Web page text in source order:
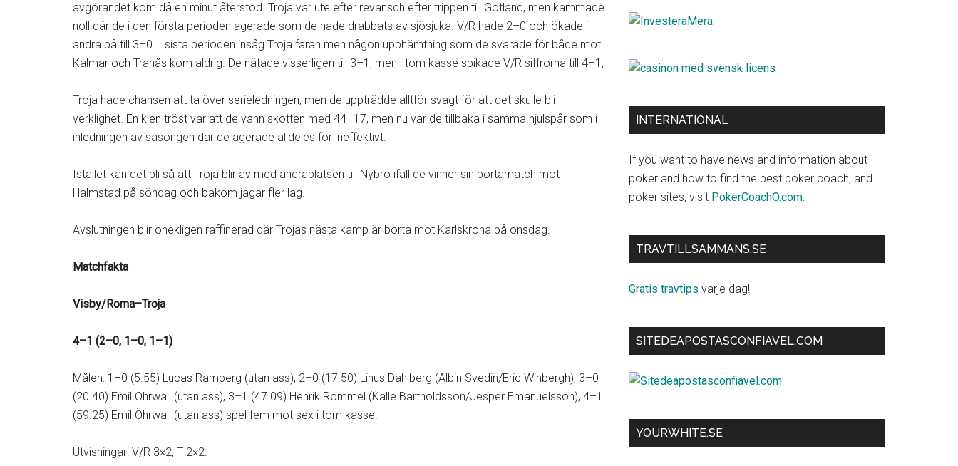
avgörandet kom då en minut återstod. Troja var ute efter revansch efter trippen till Gotland, men kammade
noll där de i den första perioden agerade som de hade drabbats av sjösjuka. V/R hade 2–0 och ökade i
andra på till 3–0. I sista perioden insåg Troja faran men någon upphämtning som de svarade för både mot
Kalmar och Tranås kom aldrig. De nätade visserligen till 3–1, men i tom kasse spikade V/R siffrorna till 4–1,
Troja hade chansen att ta över serieledningen, men de uppträdde alltför svagt för att det skulle bli
verklighet. En klen tröst var att de vann skotten med 44–17, men nu var de tillbaka i samma hjulspår som i
inledningen av säsongen där de agerade alldeles för ineffektivt.
Istället kan det bli så att Troja blir av med andraplatsen till Nybro ifall de vinner sin bortamatch mot
Halmstad på söndag och bakom jagar fler lag.
Avslutningen blir onekligen raffinerad där Trojas nästa kamp är borta mot Karlskrona på onsdag.
Matchfakta
Visby/Roma–Troja
4–1 (2–0, 1–0, 1–1)
Målen: 1–0 (5.55) Lucas Ramberg (utan ass), 2–0 (17.50) Linus Dahlberg (Albin Svedin/Eric Winbergh), 3–0
(20.40) Emil Öhrwall (utan ass), 3–1 (47.09) Henrik Rommel (Kalle Bartholdsson/Jesper Emanuelsson), 4–1
(59.25) Emil Öhrwall (utan ass) spel fem mot sex i tom kasse.
Utvisningar: V/R 3×2, T 2×2.
INTERNATIONAL
If you want to have news and information about
poker and how to find the best poker coach, and
poker sites, visit PokerCoachO.com.
TRAVTILLSAMMANS.SE
Gratis travtips varje dag!
SITEDEAPOSTASCONFIAVEL.COM
YOURWHITE.SE